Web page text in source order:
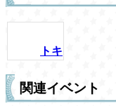
トキ
関連イベント